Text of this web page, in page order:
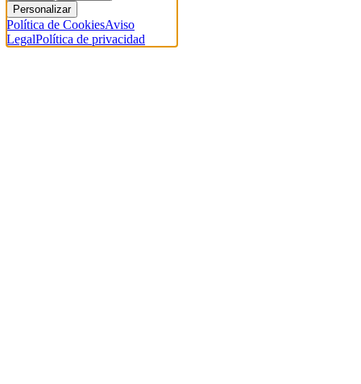
Personalizar
Política de CookiesAviso
LegalPolítica de privacidad